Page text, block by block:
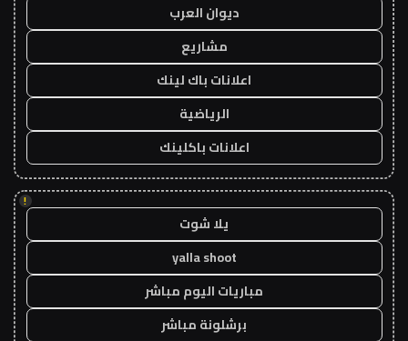
ديوان العرب
مشاريع
اعلانات باك لينك
الرياضية
اعلانات باكلينك
!
يلا شوت
yalla shoot
مباريات اليوم مباشر
برشلونة مباشر